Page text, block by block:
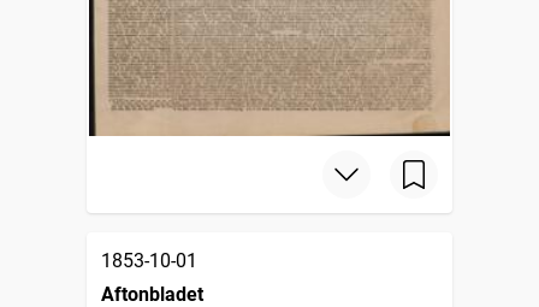
1853-10-01
Aftonbladet